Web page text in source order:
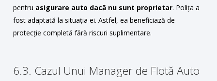
pentru asigurare auto dacă nu sunt proprietar. Polița a
fost adaptată la situația ei. Astfel, ea beneficiază de
protecție completă fără riscuri suplimentare.
6.3. Cazul Unui Manager de Flotă Auto